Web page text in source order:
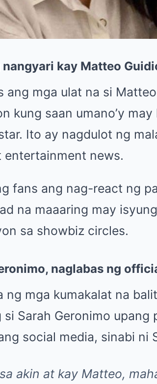
nangyari kay Matteo
ang mga ulat na si
kung saan umano’y
Ito ay nagdulot ng
entertainment news.
fans ang nag-react ng
na maaaring may
sa showbiz circles.
naglabas ng
ng mga kumakalat na
si Sarah Geronimo
social media, sinabi ni
sa akin at kay Matteo,